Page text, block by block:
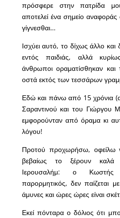
πρόσφερε στην πατρίδα
αποτελεί ένα σημείο αναφοράς
γίγνεσθαι…
Ισχύει αυτό, το δίχως άλλο
εντός παιδιάς, αλλά
άνθρωποι οραματίσθηκαν
οστά εκτός των τεσσάρων
Εδώ και πάνω από 15 χρόνια
Σαραντινού και του
εμφορούνταν από όραμα κι
λόγου!
Προτού προχωρήσω, οφείλω
βεβαίως το ξέρουν καλά
Ιερουσαλήμ: ο Κωστής
παρορμητικός, δεν παίζεται
άμυνες και ώρες ώρες είναι
Εκεί πόνταρα ο δόλιος ότι